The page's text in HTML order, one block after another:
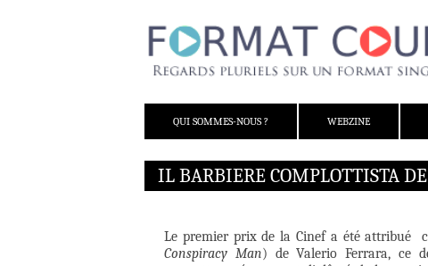
QUI SOMMES-NOUS ?
WEBZINE
IL BARBIERE COMPLOTTISTA
Le premier prix de la Cinef a été attribué
Conspiracy Man) de Valerio Ferrara, ce